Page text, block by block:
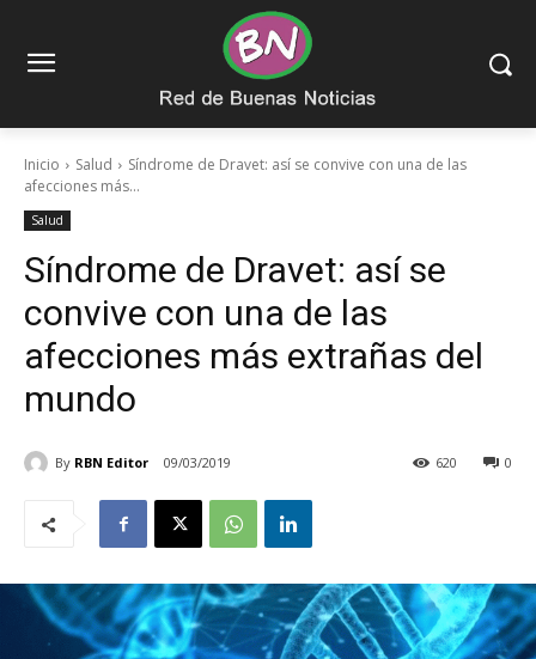
Inicio Salud
Síndrome de Dravet: así se convive con una de las
afecciones más...
Salud
Síndrome de Dravet: así se
convive con una de las
afecciones más extrañas del
mundo
By RBN Editor 09/03/2019 0
620